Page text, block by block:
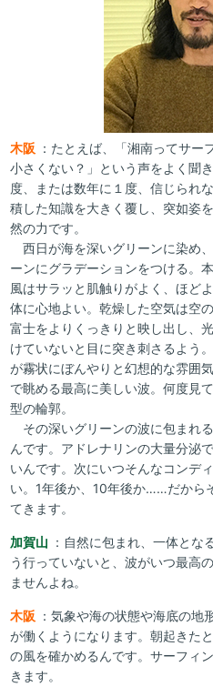
木阪 ：たとえば、「湘南ってサー
小さくない？」という声をよく聞
度、または数年に１度、信じられ
積した知識を大きく覆し、突如姿
然の力です。
西日が海を深いグリーンに染め
ーンにグラデーションをつける。
風はサラッと肌触りがよく、ほど
体に心地よい。乾燥した空気は空
富士をよりくっきりと映し出し、
けていないと目に突き刺さるよう
が霧状にぼんやりと幻想的な雰囲
で眺める最高に美しい波。何度見
型の輪郭。
その深いグリーンの波に包まれ
んです。アドレナリンの大量分泌
いんです。次にいつそんなコンデ
い。1年後か、10年後か……だから
てきます。
加賀山 ：自然に包まれ、一体とな
う行っていないと、波がいつ最高
ませんよね。
木阪 ：気象や海の状態や海底の地
が働くようになります。朝起きた
の風を確かめるんです。サーフィ
きます。